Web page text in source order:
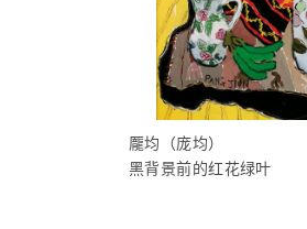
龎均（庞均）
黑背景前的红花绿叶